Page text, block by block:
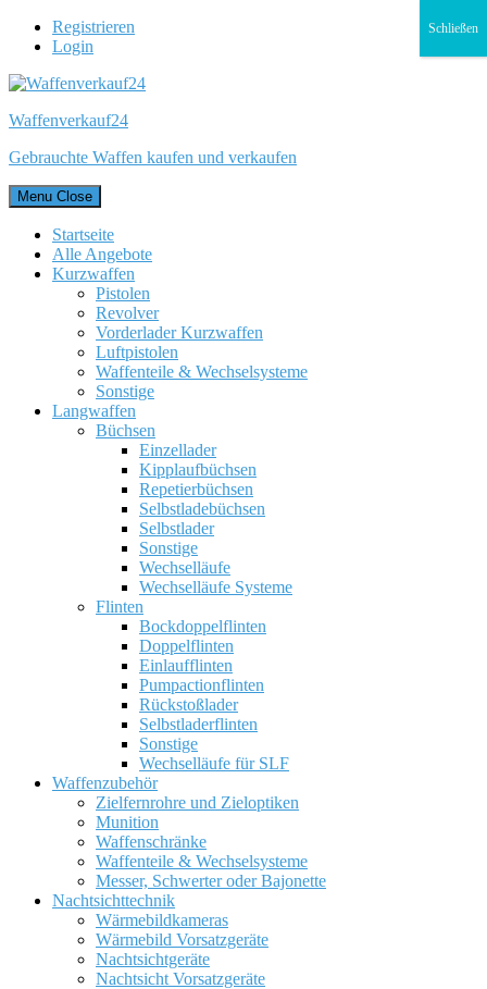
Registrieren
Login
Waffenverkauf24
Gebrauchte Waffen kaufen und verkaufen
Menu Close
Startseite
Alle Angebote
Kurzwaffen
Pistolen
Revolver
Vorderlader Kurzwaffen
Luftpistolen
Waffenteile & Wechselsysteme
Sonstige
Langwaffen
Büchsen
Einzellader
Kipplaufbüchsen
Repetierbüchsen
Selbstladebüchsen
Selbstlader
Sonstige
Wechselläufe
Wechselläufe Systeme
Flinten
Bockdoppelflinten
Doppelflinten
Einlaufflinten
Pumpactionflinten
Rückstoßlader
Selbstladerflinten
Sonstige
Wechselläufe für SLF
Waffenzubehör
Zielfernrohre und Zieloptiken
Munition
Waffenschränke
Waffenteile & Wechselsysteme
Messer, Schwerter oder Bajonette
Nachtsichttechnik
Wärmebildkameras
Wärmebild Vorsatzgeräte
Nachtsichtgeräte
Nachtsicht Vorsatzgeräte
Schließen